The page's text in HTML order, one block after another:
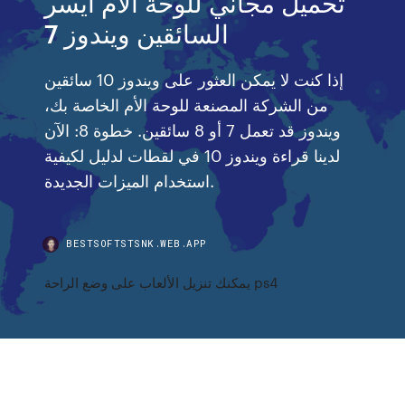
السائقين ويندوز 7
إذا كنت لا يمكن العثور على ويندوز 10 سائقين
من الشركة المصنعة للوحة الأم الخاصة بك،
ويندوز قد تعمل 7 أو 8 سائقين. خطوة 8: الآن
لدينا قراءة ويندوز 10 في لقطات لدليل لكيفية
استخدام الميزات الجديدة.
BESTSOFTSTSNK.WEB.APP
يمكنك تنزيل الألعاب على وضع الراحة ps4